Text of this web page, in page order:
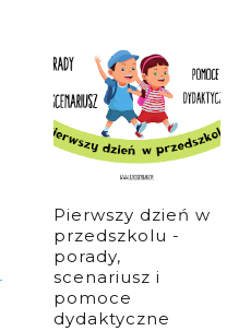
Pierwszy dzień w
przedszkolu -
porady,
scenariusz i
pomoce
dydaktyczne